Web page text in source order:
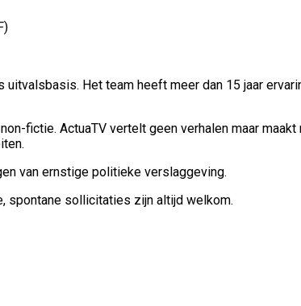
Het team heeft meer dan 15 jaar
fictie. ActuaTV vertelt geen verhalen maar
van ernstige politieke verslaggeving.
spontane sollicitaties zijn altijd welkom.